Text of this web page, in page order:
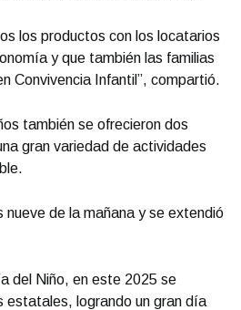
los productos con los locatarios
y que también las familias
Convivencia Infantil”, compartió.
también se ofrecieron dos
gran variedad de actividades
nueve de la mañana y se extendió
del Niño, en este 2025 se
estatales, logrando un gran día